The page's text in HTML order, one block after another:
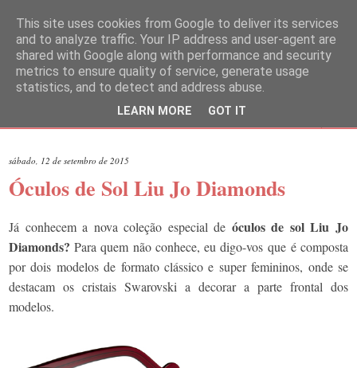
sábado, 12 de setembro de 2015
Óculos de Sol Liu Jo Diamonds
Já conhecem a nova coleção especial de óculos de sol Liu Jo
Diamonds? Para quem não conhece, eu digo-vos que é composta
por dois modelos de formato clássico e super femininos, onde se
destacam os cristais Swarovski a decorar a parte frontal dos
modelos.
This site uses cookies from Google to deliver its services
and to analyze traffic. Your IP address and user-agent are
shared with Google along with performance and security
metrics to ensure quality of service, generate usage
statistics, and to detect and address abuse.
LEARN MORE GOT IT